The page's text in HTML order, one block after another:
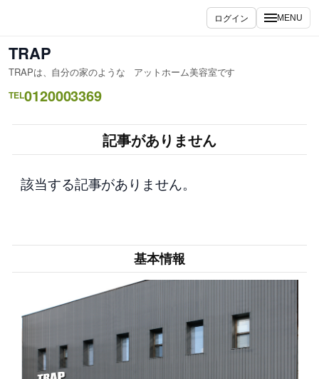
を
ス
キ
ッ
ログイン MENU
TRAP
TRAPは、自分の家のような アットホーム美容室です
TEL0120003369
記事がありません
該当する記事がありません。
基本情報